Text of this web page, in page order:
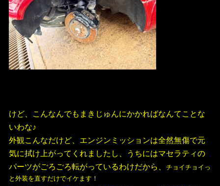
けど、こんなんでもまきじゅんにかかればなんてことな
いわな♪
外観こんなだけど、エンジンミッションは全然無傷で元
気に拭け上がってくれましたし、うちにはマセラティの
パーツがごろごろ転がっているわけだから、 チョイチョイっ
と外装を直すだけでイケます！